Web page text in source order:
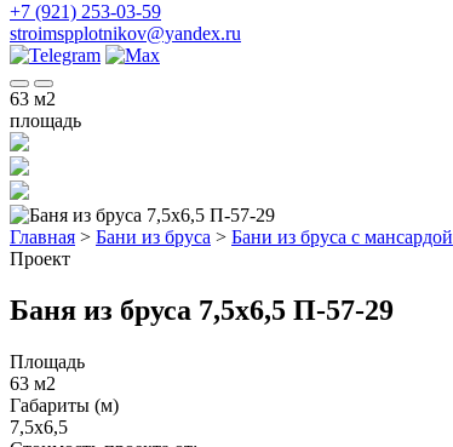
+7 (921) 253-03-59
stroimspplotnikov@yandex.ru
63 м2
площадь
Главная > Бани из бруса > Бани из бруса с мансардой
Проект
Баня из бруса 7,5x6,5 П-57-29
Площадь
63 м2
Габариты (м)
7,5x6,5